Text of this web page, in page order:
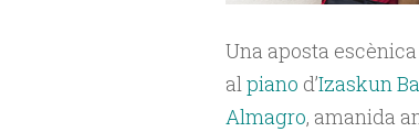
Una aposta
alpiano d’Izaskun
Almagro, amanida